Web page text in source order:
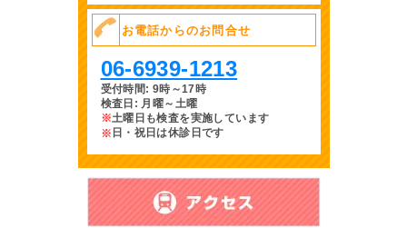
お電話からのお問合せ
06-6939-1213
受付時間: 9時～17時
検査日: 月曜～土曜
※土曜日も検査を実施 しています
※ 日・祝日は休診日です